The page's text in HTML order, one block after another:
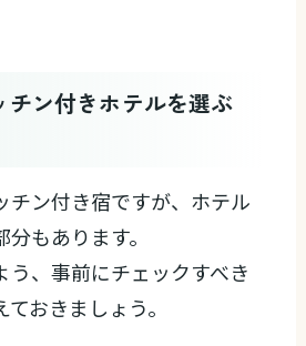
チン付きホテルを選ぶ
チン付き宿ですが、ホテル
もあります。
う、事前にチェックすべき
おきましょう。